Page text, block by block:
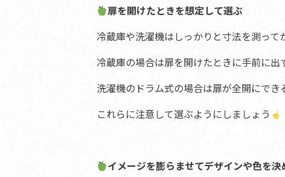
扉を開けたときを想定して選ぶ
冷蔵庫や洗濯機はしっかりと寸法を測って
冷蔵庫の場合は扉を開けたときに手前に出
洗濯機のドラム式の場合は扉が全開にでき
これらに注意して選ぶようにしましょう
イメージを膨らませてデザインや色を決